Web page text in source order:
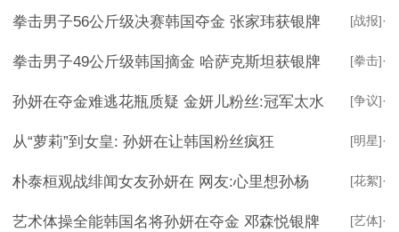
·
[战报]
拳击男子56公斤级决赛韩国夺金 张家玮获银牌
·
[拳击]
拳击男子49公斤级韩国摘金 哈萨克斯坦获银牌
·
[争议]
孙妍在夺金难逃花瓶质疑 金妍儿粉丝:冠军太水
·
[明星]
从“萝莉”到女皇: 孙妍在让韩国粉丝疯狂
·
[花絮]
朴泰桓观战绯闻女友孙妍在 网友:心里想孙杨
·
[艺体]
艺术体操全能韩国名将孙妍在夺金 邓森悦银牌